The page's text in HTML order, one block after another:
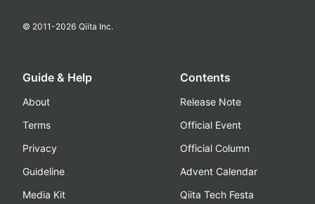
© 2011-2026 Qiita Inc.
Guide & Help
About
Terms
Privacy
Guideline
Media Kit
Contents
Release Note
Official Event
Official Column
Advent Calendar
Qiita Tech Festa